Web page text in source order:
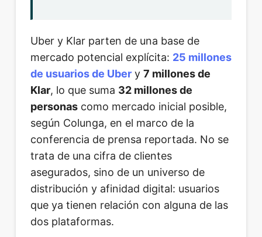
Uber y Klar parten de una base de
mercado potencial explícita: 25 millones
de usuarios de Ubery 7 millones de
Klar, lo que suma 32 millones de
personascomo mercado inicial posible,
según Colunga, en el marco de la
conferencia de prensa reportada. No se
trata de una cifra de clientes
asegurados, sino de un universo de
distribución y afinidad digital: usuarios
que ya tienen relación con alguna de las
dos plataformas.